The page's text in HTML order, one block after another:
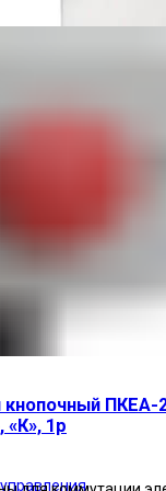
кнопочный ПКЕА-
«К», 1р